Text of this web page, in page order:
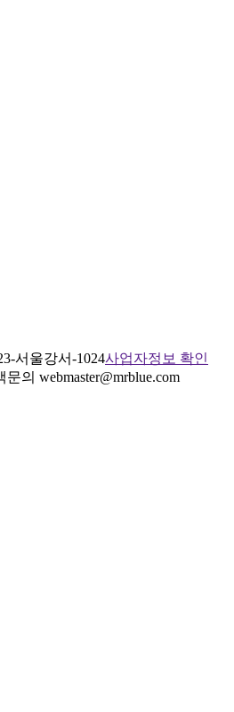
서울강서-1024사업자정보 확인
문의 webmaster@mrblue.com